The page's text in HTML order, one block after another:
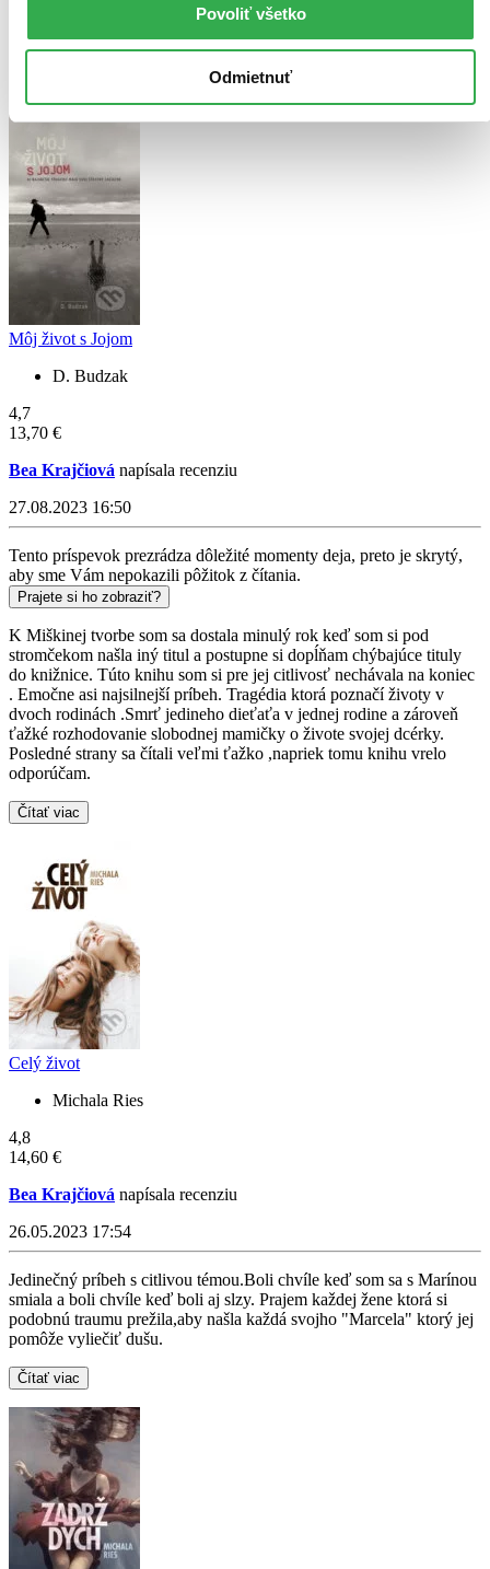
Povoliť všetko
Odmietnuť
raz stane reálnou. Úžasná kniha- Jojo a Kristínka odpočivajte v
pokoji.
Môj život s Jojom
D. Budzak
4,7
13,70 €
Bea Krajčiová napísala recenziu
27.08.2023 16:50
Tento príspevok prezrádza dôležité momenty deja, preto je skrytý,
aby sme Vám nepokazili pôžitok z čítania.
Prajete si ho zobraziť?
K Miškinej tvorbe som sa dostala minulý rok keď som si pod
stromčekom našla iný titul a postupne si dopĺňam chýbajúce tituly
do knižnice. Túto knihu som si pre jej citlivosť nechávala na koniec
. Emočne asi najsilnejší príbeh. Tragédia ktorá poznačí životy v
dvoch rodinách .Smrť jedineho dieťaťa v jednej rodine a zároveň
ťažké rozhodovanie slobodnej mamičky o živote svojej dcérky.
Posledné strany sa čítali veľmi ťažko ,napriek tomu knihu vrelo
odporúčam.
Čítať viac
Celý život
Michala Ries
4,8
14,60 €
Bea Krajčiová napísala recenziu
26.05.2023 17:54
Jedinečný príbeh s citlivou témou.Boli chvíle keď som sa s Marínou
smiala a boli chvíle keď boli aj slzy. Prajem každej žene ktorá si
podobnú traumu prežila,aby našla každá svojho "Marcela" ktorý jej
pomôže vyliečiť dušu.
Čítať viac